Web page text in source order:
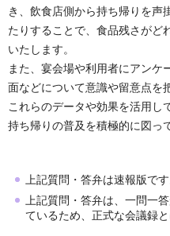
き、飲食店側から持ち帰りを声
たりすることで、食品残さがど
いたします。
また、宴会場や利用者にアンケ
面などについて意識や留意点を
これらのデータや効果を活用し
持ち帰りの普及を積極的に図っ
上記質問・答弁は速報版です
上記質問・答弁は、一問一
ているため、正式な会議録と